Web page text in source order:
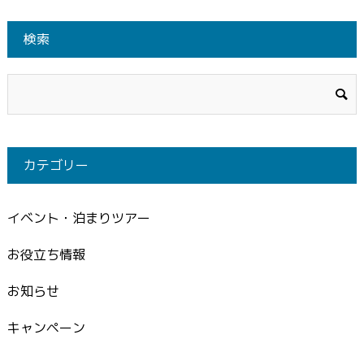
検索
カテゴリー
イベント・泊まりツアー
お役立ち情報
お知らせ
キャンペーン